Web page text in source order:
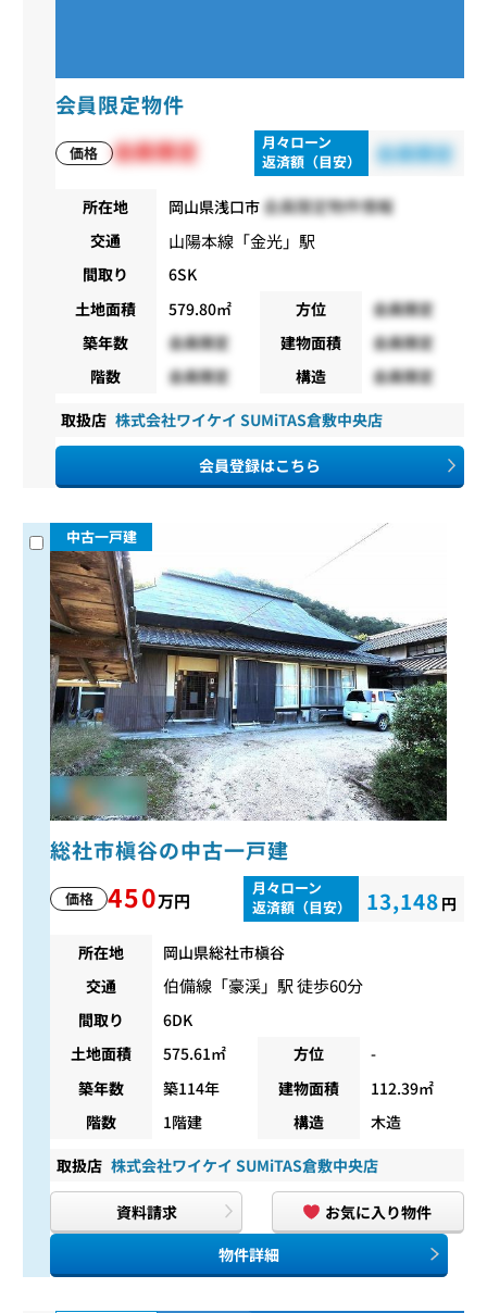
会員限定物件
価格 会員限定
月々ローン
返済額（目安）
会員限定
所在地 岡山県浅口市会員限定物件情報
交通 山陽本線 「金光」駅
間取り
6SK
土地面積
579.80㎡ 方位
会員限定
築年数
会員限定 建物面積
会員限定
階数
会員限定 構造 会員限定
取扱店 株式会社ワイケイ SUMiTAS倉敷中央店
会員登録はこちら
中古一戸建
総社市槇谷の中古一戸建
価格 450万円
月々ローン
返済額（目安）
13,148 円
所在地
岡山県総社市槇谷
交通
伯備線 「豪渓」駅 徒歩60分
間取り
6DK
土地面積
575.61㎡ 方位
-
築年数
築114年 建物面積
112.39㎡
階数
1階建 構造 木造
取扱店 株式会社ワイケイ SUMiTAS倉敷中央店
資料請求
お気に入り物件
物件詳細